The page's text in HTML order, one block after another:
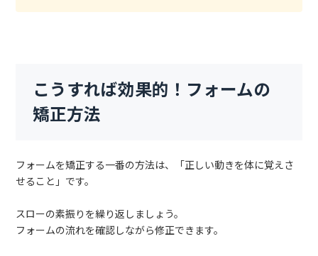
こうすれば効果的！フォームの
矯正方法
フォームを矯正する一番の方法は、「正しい動きを体に覚えさ
せること」です。
スローの素振りを繰り返しましょう。
フォームの流れを確認しながら修正できます。